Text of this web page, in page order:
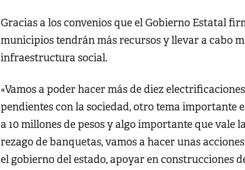
Gracias a los convenios que el Gobierno Estatal
municipios tendrán más recursos y llevar a cabo
infraestructura social.
«Vamos a poder hacer más de diez
pendientes con la sociedad, otro tema importante
a 10 millones de pesos y algo importante que vale
rezago de banquetas, vamos a hacer unas
el gobierno del estado, apoyar en construcciones